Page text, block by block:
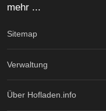
mehr ...
Sitemap
Verwaltung
Über Hofladen.info